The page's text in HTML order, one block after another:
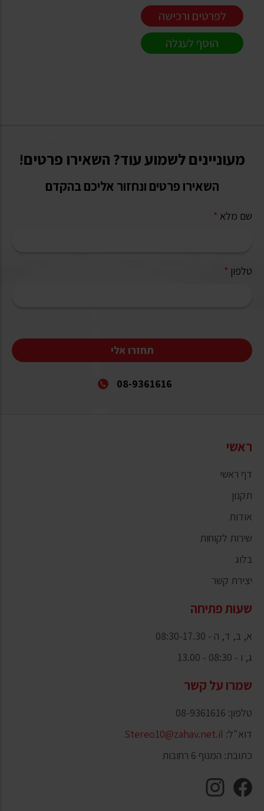
לפרטים ורכישה
הוסף לעגלה
מעוניינים לשמוע עוד? השאירו פרטים!
השאירו פרטים ונחזור אליכם בהקדם
שם מלא *
טלפון *
תחזרו אלי
08-9361616
ראשי
דף ראשי
תקנון
אודות
שירות לקוחות
בלוג
יצירת קשר
שעות פתיחה
א, ב, ד, ה - 08:30-17.30
ג, ו - 08:30 - 13.00
שמרו על קשר
טלפון: 08-9361616
דוא"ל: Stereo10@zahav.net.il
כתובת: המנוף 6 רחובות